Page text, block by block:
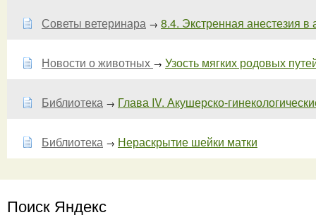
Советы ветеринара → 8.4. Экстренная анестезия в
Новости о животных → Узость мягких родовых
Библиотека → Глава IV. Акушерско-
Библиотека → Нераскрытие шейки матки
Поиск Яндекс